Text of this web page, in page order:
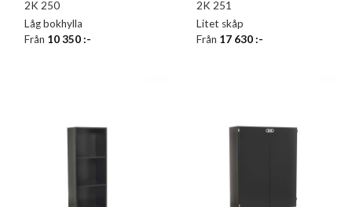
2K 250
Låg bokhylla
Från 10 350:-
2K 251
Litet skåp
Från 17 630:-